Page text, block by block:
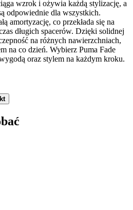
wzrok i ożywia każdą stylizację, a
odpowiednie dla wszystkich.
amortyzację, co przekłada się na
długich spacerów. Dzięki solidnej
na różnych nawierzchniach,
na co dzień. Wybierz Puma Fade
oraz stylem na każdym kroku.